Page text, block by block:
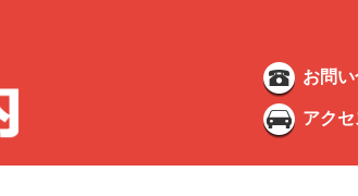
お問
アクセ